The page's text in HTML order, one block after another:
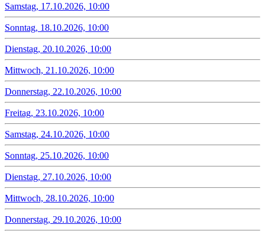
Samstag, 17.10.2026, 10:00
Sonntag, 18.10.2026, 10:00
Dienstag, 20.10.2026, 10:00
Mittwoch, 21.10.2026, 10:00
Donnerstag, 22.10.2026, 10:00
Freitag, 23.10.2026, 10:00
Samstag, 24.10.2026, 10:00
Sonntag, 25.10.2026, 10:00
Dienstag, 27.10.2026, 10:00
Mittwoch, 28.10.2026, 10:00
Donnerstag, 29.10.2026, 10:00